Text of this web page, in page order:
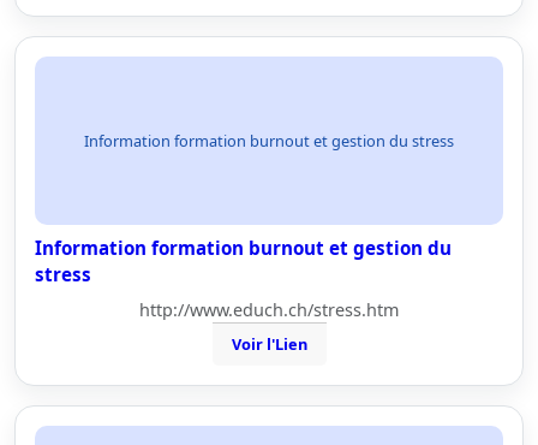
Information formation burnout et gestion du stress
Information formation burnout et gestion du
stress
http://www.educh.ch/stress.htm
Voir l'Lien